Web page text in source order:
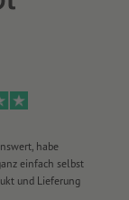
habe
einfach selbst
und Lieferung